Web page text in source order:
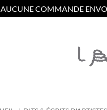
AUCUNE COMMANDE